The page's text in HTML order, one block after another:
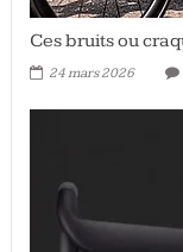
Ces bruits ou
24 mars 2026